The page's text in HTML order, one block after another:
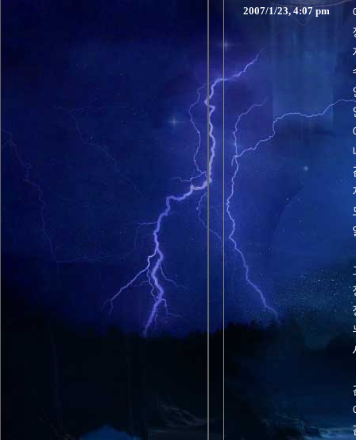
2007/1/23, 4:07 pm